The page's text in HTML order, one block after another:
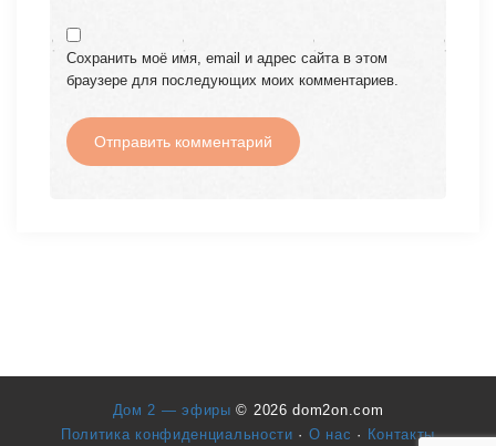
Сохранить моё имя, email и адрес сайта в этом
браузере для последующих моих комментариев.
Дом 2 — эфиры© 2026 dom2on.com
Политика конфиденциальности · О нас · Контакты